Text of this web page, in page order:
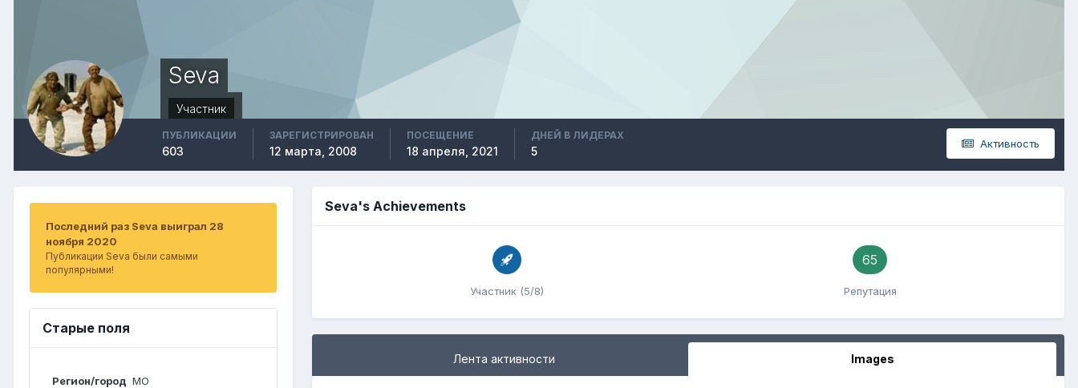
Seva
Участник
Активность
ПУБЛИКАЦИИ
603
ЗАРЕГИСТРИРОВАН
12 марта, 2008
ПОСЕЩЕНИЕ
18 апреля, 2021
ДНЕЙ В ЛИДЕРАХ
5
Последний раз Seva выиграл 28
ноября 2020
Публикации Seva были самыми
популярными!
Старые поля
Регион/город МО
Seva's Achievements
Участник (5/8)
65
Репутация
Лента активности Images